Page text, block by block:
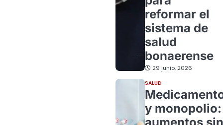
reformar el
sistema de
salud
bonaerense
29 junio, 2026
SALUD
y monopolio: